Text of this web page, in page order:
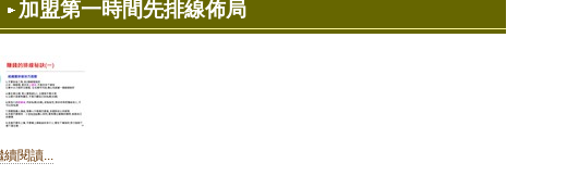
加盟第一時間先排線佈局
續閱讀...